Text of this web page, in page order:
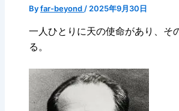
Byfar-beyond / 2025年9月30日
一人ひとりに天の使命があり、そ
る。